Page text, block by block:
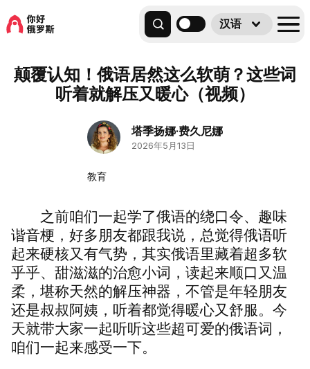
汉语
颠覆认知！俄语居然这么软萌？这些词
听着就解压又暖心（视频）
塔季扬娜·费久尼娜
2026年5月13日
教育
之前咱们一起学了俄语的绕口令、趣味
谐音梗，好多朋友都跟我说，总觉得俄语听
起来硬核又有气势，其实俄语里藏着超多软
乎乎、甜滋滋的治愈小词，读起来顺口又温
柔，堪称天然的解压神器，不管是年轻朋友
还是叔叔阿姨，听着都觉得暖心又舒服。今
天就带大家一起听听这些超可爱的俄语词，
咱们一起来感受一下。